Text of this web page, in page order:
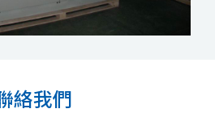
絡我們